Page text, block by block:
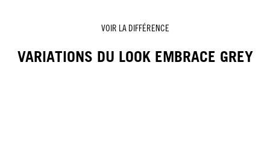
VOIR LA DIFFÉRENCE
VARIATIONS DU LOOK EMBRACE GREY